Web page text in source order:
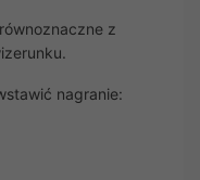
z
nagranie: